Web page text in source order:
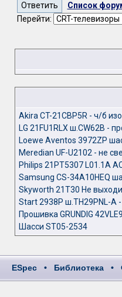
Список
Перейти:
Akira CT-21CBP5R - ч/б
LG 21FU1RLX ш.CW62B -
Loewe Aventos 3972ZP
Meredian UF-U2102 - не
Philips 21PT5307 L01.1A
Samsung CS-34A10HEQ
Skyworth 21T30 Не
Start 2938P ш.TH29PNL-
Прошивка GRUNDIG
Шасси ST05-2534
ESpec • Библиотека •